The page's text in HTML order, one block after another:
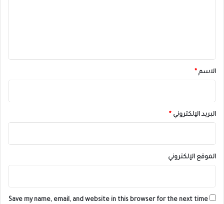
*
الاسم *
البريد الإلكتروني *
الموقع الإلكتروني
Save my name, email, and website in this browser for the next time